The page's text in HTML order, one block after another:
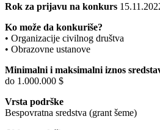
Rok za prijavu na konkurs
Ko može da konkuriše?
• Organizacije civilnog društva
• Obrazovne ustanove
Minimalni i maksimalni iznos
do 1.000.000 $
Vrsta podrške
Bespovratna sredstva (grant šeme)